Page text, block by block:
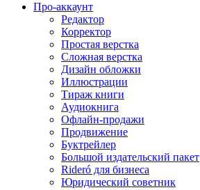
Про-аккаунт
Редактор
Корректор
Простая верстка
Сложная верстка
Дизайн обложки
Иллюстрации
Тираж книги
Аудиокнига
Офлайн-продажи
Продвижение
Буктрейлер
Большой издательский пакет
Rideró для бизнеса
Юридический советник